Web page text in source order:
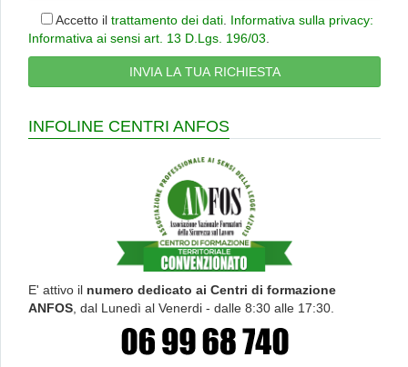
Accetto il trattamento dei dati Informativa sulla privacy:
Informativa ai sensi art. 13 D.Lgs. 196/03
INFOLINE CENTRI ANFOS
E' attivo il numero dedicato ai Centri di formazione
ANFOS , dal Lunedì al Venerdi - dalle 8:30 alle 17:30.